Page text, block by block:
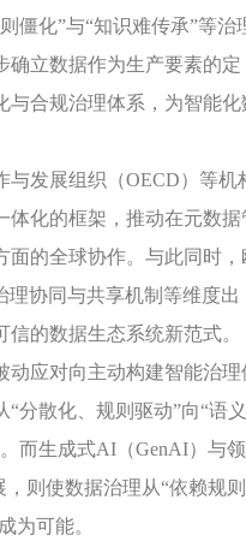
僵化”与“知识难传承”等治
确立数据作为生产要素的定
与合规治理体系，为智能化
与发展组织（OECD）等机
体化的框架，推动在元数据
面的全球协作。与此同时，
理协同与共享机制等维度出
的数据生态系统新范式。
动应对向主动构建智能治理
分散化、规则驱动”向“语义
而生成式AI （GenAI）与领
，则使数据治理从“依赖规则
为可能。